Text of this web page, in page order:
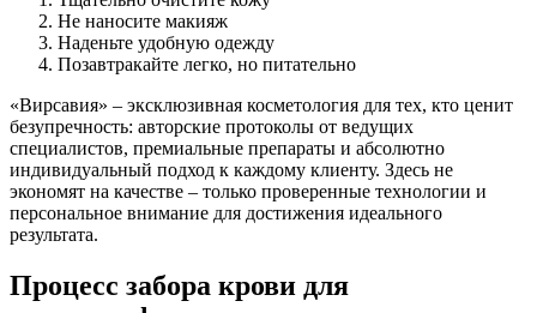
Не наносите макияж
Наденьте удобную одежду
Позавтракайте легко, но питательно
«Вирсавия» – эксклюзивная косметология для тех, кто ценит
безупречность: авторские протоколы от ведущих
специалистов, премиальные препараты и абсолютно
индивидуальный подход к каждому клиенту. Здесь не
экономят на качестве – только проверенные технологии и
персональное внимание для достижения идеального
результата.
Процесс забора крови для